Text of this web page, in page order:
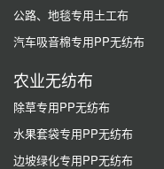
公路、地毯专用土工布
汽车吸音棉专用PP无纺布
农业无纺布
除草专用PP无纺布
水果套袋专用PP无纺布
边坡绿化专用PP无纺布